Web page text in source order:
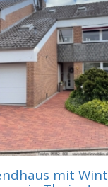
mit